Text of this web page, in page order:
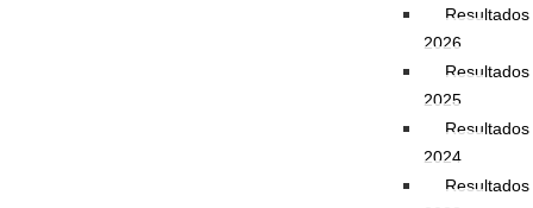
Resultados
2026
Resultados
2025
Resultados
2024
Resultados